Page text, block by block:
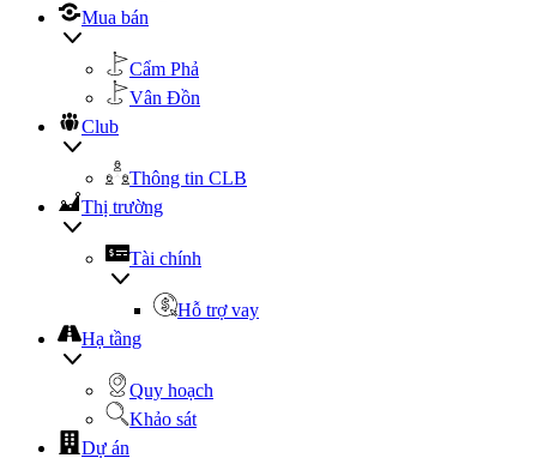
Mua bán
Cẩm Phả
Vân Đồn
Club
Thông tin CLB
Thị trường
Tài chính
Hỗ trợ vay
Hạ tầng
Quy hoạch
Khảo sát
Dự án